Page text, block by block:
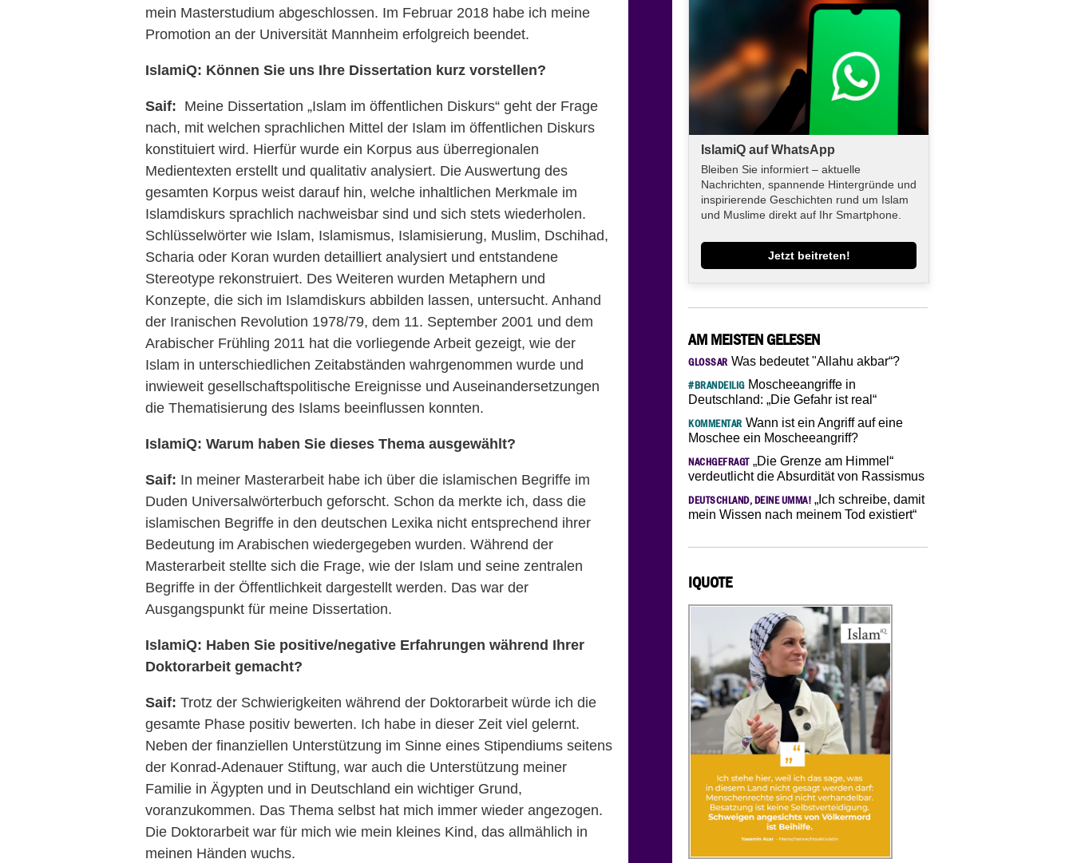
mein Masterstudium abgeschlossen. Im Februar 2018 habe ich meine
Promotion an der Universität Mannheim erfolgreich beendet.
IslamiQ: Können Sie uns Ihre Dissertation kurz vorstellen?
Saif: Meine Dissertation „Islam im öffentlichen Diskurs“ geht der Frage
nach, mit welchen sprachlichen Mittel der Islam im öffentlichen Diskurs
konstituiert wird. Hierfür wurde ein Korpus aus überregionalen
Medientexten erstellt und qualitativ analysiert. Die Auswertung des
gesamten Korpus weist darauf hin, welche inhaltlichen Merkmale im
Islamdiskurs sprachlich nachweisbar sind und sich stets wiederholen.
Schlüsselwörter wie Islam, Islamismus, Islamisierung, Muslim, Dschihad,
Scharia oder Koran wurden detailliert analysiert und entstandene
Stereotype rekonstruiert. Des Weiteren wurden Metaphern und
Konzepte, die sich im Islamdiskurs abbilden lassen, untersucht. Anhand
der Iranischen Revolution 1978/79, dem 11. September 2001 und dem
Arabischer Frühling 2011 hat die vorliegende Arbeit gezeigt, wie der
Islam in unterschiedlichen Zeitabständen wahrgenommen wurde und
inwieweit gesellschaftspolitische Ereignisse und Auseinandersetzungen
die Thematisierung des Islams beeinflussen konnten.
IslamiQ: Warum haben Sie dieses Thema ausgewählt?
Saif: In meiner Masterarbeit habe ich über die islamischen Begriffe im
Duden Universalwörterbuch geforscht. Schon da merkte ich, dass die
islamischen Begriffe in den deutschen Lexika nicht entsprechend ihrer
Bedeutung im Arabischen wiedergegeben wurden. Während der
Masterarbeit stellte sich die Frage, wie der Islam und seine zentralen
Begriffe in der Öffentlichkeit dargestellt werden. Das war der
Ausgangspunkt für meine Dissertation.
IslamiQ: Haben Sie positive/negative Erfahrungen während Ihrer
Doktorarbeit gemacht?
Saif: Trotz der Schwierigkeiten während der Doktorarbeit würde ich die
gesamte Phase positiv bewerten. Ich habe in dieser Zeit viel gelernt.
Neben der finanziellen Unterstützung im Sinne eines Stipendiums seitens
der Konrad-Adenauer Stiftung, war auch die Unterstützung meiner
Familie in Ägypten und in Deutschland ein wichtiger Grund,
voranzukommen. Das Thema selbst hat mich immer wieder angezogen.
Die Doktorarbeit war für mich wie mein kleines Kind, das allmählich in
meinen Händen wuchs.
IslamiQ auf WhatsApp
Bleiben Sie informiert – aktuelle
Nachrichten, spannende Hintergründe und
inspirierende Geschichten rund um Islam
und Muslime direkt auf Ihr Smartphone.
Jetzt beitreten!
AM MEISTEN GELESEN
GLOSSAR Was bedeutet "Allahu akbar“?
#BRANDEILIGMoscheeangriffe in
Deutschland: „Die Gefahr ist real“
KOMMENTAR Wann ist ein Angriff auf eine
Moschee ein Moscheeangriff?
NACHGEFRAGT„Die Grenze am Himmel“
verdeutlicht die Absurdität von Rassismus
DEUTSCHLAND, DEINE UMMA! „Ich schreibe, damit
mein Wissen nach meinem Tod existiert“
IQUOTE